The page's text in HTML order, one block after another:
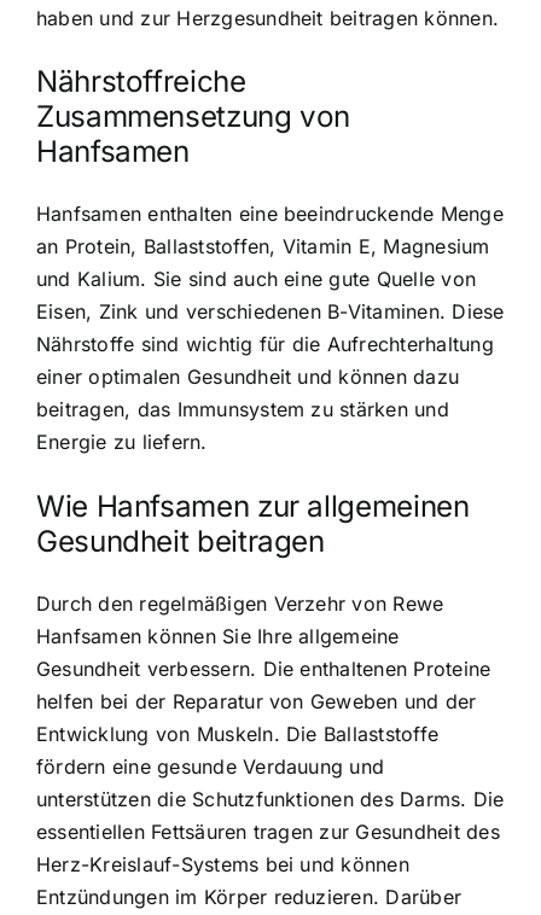
haben und zur Herzgesundheit beitragen können.
Nährstoffreiche
Zusammensetzung von
Hanfsamen
Hanfsamen enthalten eine beeindruckende Menge
an Protein, Ballaststoffen, Vitamin E, Magnesium
und Kalium. Sie sind auch eine gute Quelle von
Eisen, Zink und verschiedenen B-Vitaminen. Diese
Nährstoffe sind wichtig für die Aufrechterhaltung
einer optimalen Gesundheit und können dazu
beitragen, das Immunsystem zu stärken und
Energie zu liefern.
Wie Hanfsamen zur allgemeinen
Gesundheit beitragen
Durch den regelmäßigen Verzehr von Rewe
Hanfsamen können Sie Ihre allgemeine
Gesundheit verbessern. Die enthaltenen Proteine
helfen bei der Reparatur von Geweben und der
Entwicklung von Muskeln. Die Ballaststoffe
fördern eine gesunde Verdauung und
unterstützen die Schutzfunktionen des Darms. Die
essentiellen Fettsäuren tragen zur Gesundheit des
Herz-Kreislauf-Systems bei und können
Entzündungen im Körper reduzieren. Darüber